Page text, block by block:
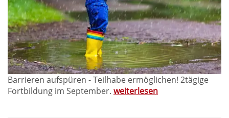
Barrieren aufspüren - Teilhabe ermöglichen! 2tägige
Fortbildung im September. weiterlesen